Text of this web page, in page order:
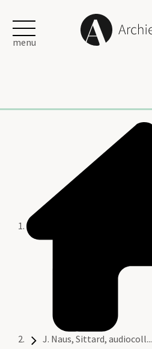
menu
J. Naus, Sittard, audiocoll...